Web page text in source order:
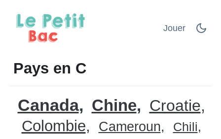
Jouer
Pays en C
Canada Chine Croatie
Colombie Cameroun
Chili